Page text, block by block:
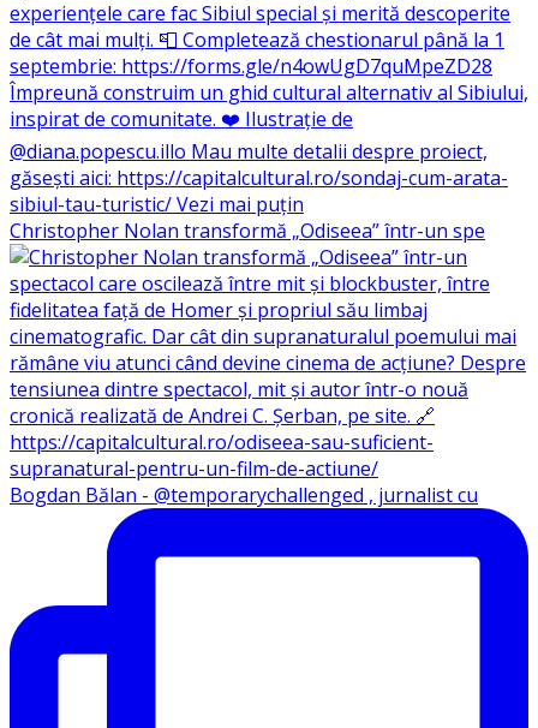
Christopher Nolan transformă „Odiseea” într-un spe
Bogdan Bălan - @temporarychallenged , jurnalist cu